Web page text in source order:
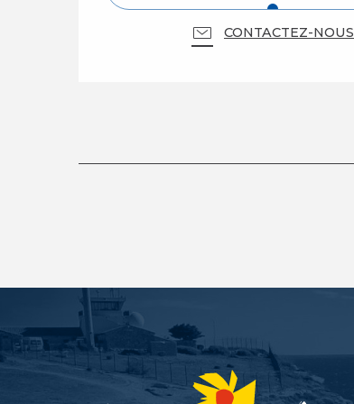
CONTACTEZ-NOUS